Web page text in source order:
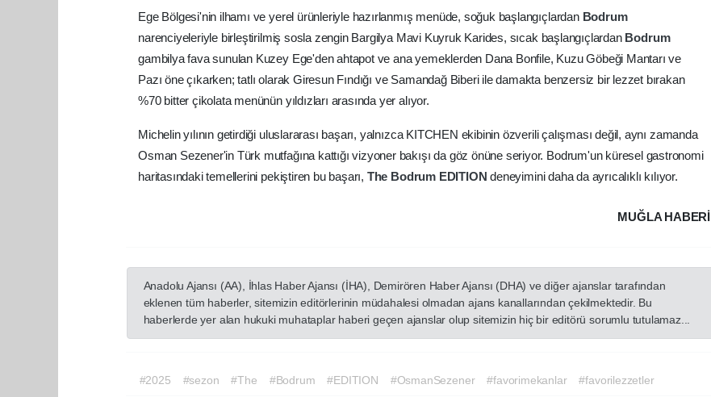
Ege Bölgesi'nin ilhamı ve yerel ürünleriyle hazırlanmış menüde, soğuk başlangıçlardan Bodrum
narenciyeleriyle birleştirilmiş sosla zengin Bargilya Mavi Kuyruk Karides, sıcak başlangıçlardan Bodrum
gambilya fava sunulan Kuzey Ege'den ahtapot ve ana yemeklerden Dana Bonfile, Kuzu Göbeği Mantarı ve
Pazı öne çıkarken; tatlı olarak Giresun Fındığı ve Samandağ Biberi ile damakta benzersiz bir lezzet bırakan
%70 bitter çikolata menünün yıldızları arasında yer alıyor.
Michelin yılının getirdiği uluslararası başarı, yalnızca KITCHEN ekibinin özverili çalışması değil, aynı zamanda
Osman Sezener'in Türk mutfağına kattığı vizyoner bakışı da göz önüne seriyor. Bodrum'un küresel gastronomi
haritasındaki temellerini pekiştiren bu başarı, The Bodrum EDITIONdeneyimini daha da ayrıcalıklı kılıyor.
MUĞLA HABERİ
Anadolu Ajansı (AA), İhlas Haber Ajansı (İHA), Demirören Haber Ajansı (DHA) ve diğer ajanslar tarafından
eklenen tüm haberler, sitemizin editörlerinin müdahalesi olmadan ajans kanallarından çekilmektedir. Bu
haberlerde yer alan hukuki muhataplar haberi geçen ajanslar olup sitemizin hiç bir editörü sorumlu tutulamaz...
#2025 #sezon #The #Bodrum #EDITION #OsmanSezener #favorimekanlar #favorilezzetler